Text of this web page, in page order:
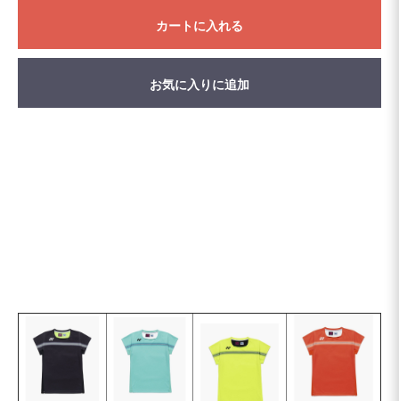
カートに入れる
お気に入りに追加